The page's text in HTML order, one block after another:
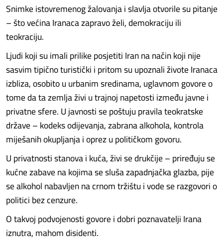
Snimke istovremenog žalovanja i slavlja otvorile su pitanje
– što većina Iranaca zapravo želi, demokraciju ili
teokraciju.
Ljudi koji su imali prilike posjetiti Iran na način koji nije
sasvim tipično turistički i pritom su upoznali živote Iranaca
izbliza, osobito u urbanim sredinama, uglavnom govore o
tome da ta zemlja živi u trajnoj napetosti između javne i
privatne sfere. U javnosti se poštuju pravila teokratske
države – kodeks odijevanja, zabrana alkohola, kontrola
miješanih okupljanja i oprez u političkom govoru.
U privatnosti stanova i kuća, živi se drukčije – priređuju se
kućne zabave na kojima se sluša zapadnjačka glazba, pije
se alkohol nabavljen na crnom tržištu i vode se razgovori o
politici bez cenzure.
O takvoj podvojenosti govore i dobri poznavatelji Irana
iznutra, mahom disidenti.